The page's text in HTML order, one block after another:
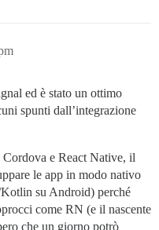
ed è stato un ottimo
spunti dall’integrazione
e React Native, il
le app in modo nativo
su Android) perché
come RN (e il nascente
che un giorno potrò